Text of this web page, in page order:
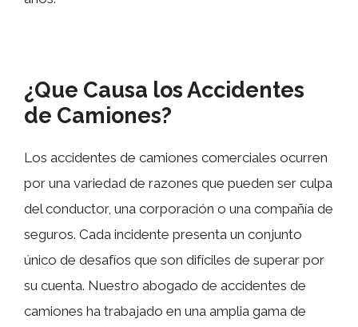
¿Que Causa los Accidentes
de Camiones?
Los accidentes de camiones comerciales ocurren
por una variedad de razones que pueden ser culpa
del conductor, una corporación o una compañía de
seguros. Cada incidente presenta un conjunto
único de desafíos que son difíciles de superar por
su cuenta. Nuestro abogado de accidentes de
camiones ha trabajado en una amplia gama de